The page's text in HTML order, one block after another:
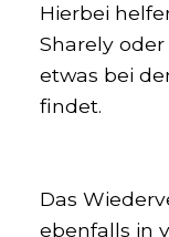
Hierbei
Sharely
etwas bei
findet.
Das
ebenfalls in